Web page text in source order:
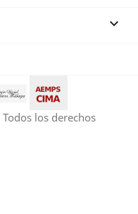

Todos los derechos